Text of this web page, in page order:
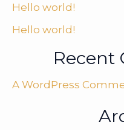
Hello world!
Hello world!
Recent
A WordPress